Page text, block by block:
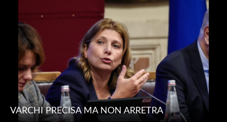
VARCHI PRECISA MA NON ARRETRA